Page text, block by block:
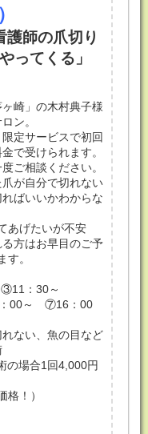
師の爪切り
ってくる」
ヶ崎」の木村典子様
ン。
定サービスで初回
で受けられます。
ご相談ください。
が自分で切れない
ばいいかわからな
あげたいが不安
方はお早目のご予
す。
：30～
00～ ⑦16：00
ない、魚の目など
の場合1回4,000円
格！）